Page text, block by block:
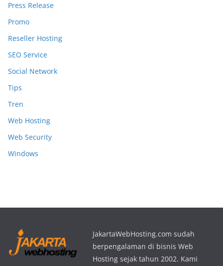
Press Release
Promo
Reseller Hosting
SEO Service
Social Network
Tips
Tren
Web Hosting
Web Security
Windows
JakartaWebHosting.com sudah
berpengalaman di bisnis Web
Hosting sejak tahun 2002. Kami